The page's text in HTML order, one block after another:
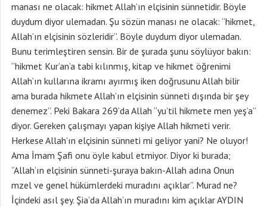
manası ne olacak: hikmet Allah’ın elçisinin sünnetidir. Böyle
duydum diyor ulemadan. Şu sözün manası ne olacak: “hikmet,
Allah’ın elçisinin sözleridir”. Böyle duydum diyor ulemadan.
Bunu terimleştiren sensin. Bir de şurada şunu söylüyor bakın:
“hikmet Kur’an’a tabi kılınmış, kitap ve hikmet öğrenimi
Allah’ın kullarına ikramı ayırmış iken doğrusunu Allah bilir
ama burada hikmete Allah’ın elçisinin sünneti dışında bir şey
denemez”. Peki Bakara 269’da Allah “yu’til hikmete men yeş’a”
diyor. Gereken çalışmayı yapan kişiye Allah hikmeti verir.
Herkese Allah’ın elçisinin sünneti mi geliyor yani? Ne oluyor!
Ama İmam Şafi onu öyle kabul etmiyor. Diyor ki burada;
“Allah’ın elçisinin sünneti-şuraya bakın-Allah adına Onun
mzel ve genel hükümlerdeki muradını açıklar”. Murad ne?
İçindeki asıl şey. Şia’da Allah’ın muradını kim açıklar AYDIN